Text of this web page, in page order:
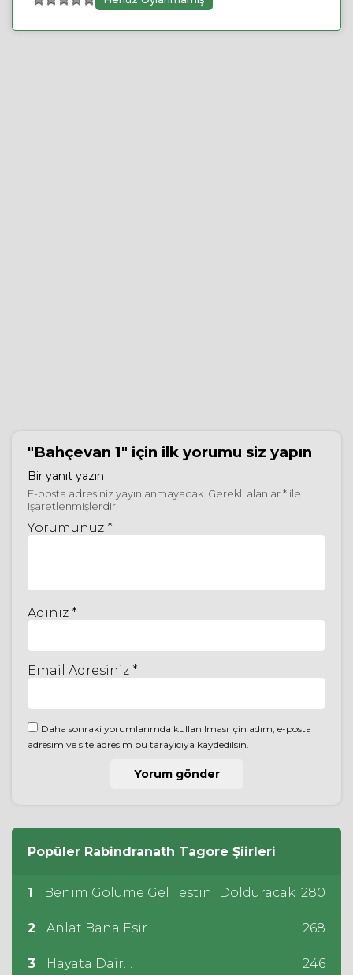
"Bahçevan 1" için ilk yorumu siz yapın
Bir yanıt yazın
E-posta adresiniz yayınlanmayacak. Gerekli alanlar* ile
işaretlenmişlerdir
Yorumunuz *
Adınız *
Email Adresiniz *
Daha sonraki yorumlarımda kullanılması için adım, e-posta
adresim ve site adresim bu tarayıcıya kaydedilsin.
Popüler Rabindranath Tagore Şiirleri
1 Benim Gölüme Gel Testini Dolduracak 280
2 Anlat Bana Esir 268
3 Hayata Dair… 246